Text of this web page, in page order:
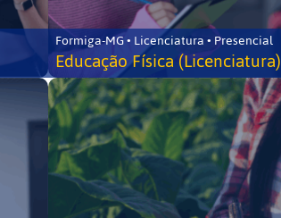
Formiga-MG • Licenciatura • Presencial
Educação Física (Licenciatura)